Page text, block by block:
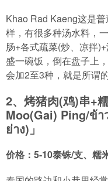
Khao Rad Kaeng这是
样，有很多种汤水料，
肠+各式疏菜(炒、凉拌
盛一碗饭，倒在盘子上
会加2至3种，就是所谓
2、烤猪肉(鸡)串+
Moo(Gai) Ping/ข้า
ย่าง)」
价格：5-10泰铢/支、糯